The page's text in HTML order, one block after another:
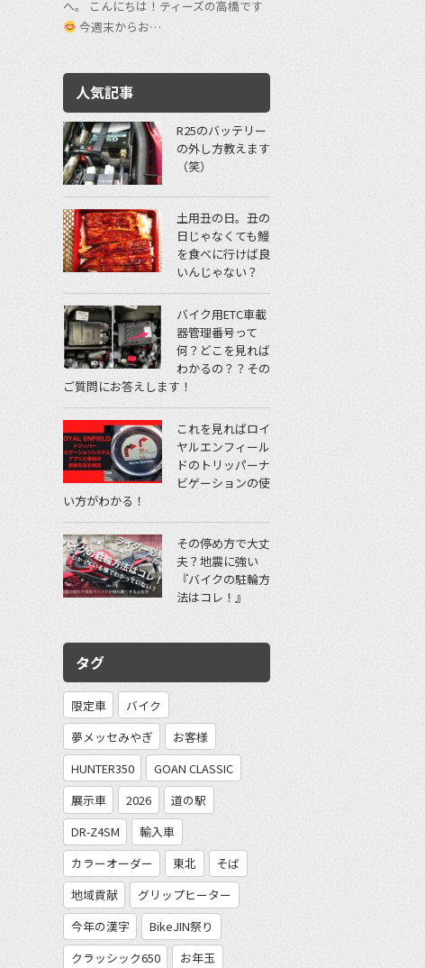
へ。 こんにちは！ティーズの高橋です
今週末からお…
人気記事
R25のバッテリー
の外し方教えます
（笑）
土用丑の日。丑の
日じゃなくても鰻
を食べに行けば良
いんじゃない？
バイク用ETC車載
器管理番号って
何？どこを見れば
わかるの？？その
ご質問にお答えします！
これを見ればロイ
ヤルエンフィール
ドのトリッパーナ
ビゲーションの使
い方がわかる！
その停め方で大丈
夫？地震に強い
『バイクの駐輪方
法はコレ！』
タグ
限定車
バイク
夢メッセみやぎ
お客様
HUNTER350
GOAN CLASSIC
展示車
2026
道の駅
DR-Z4SM
輸入車
カラーオーダー
東北
そば
地域貢献
グリップヒーター
今年の漢字
BikeJIN祭り
クラッシック650
お年玉